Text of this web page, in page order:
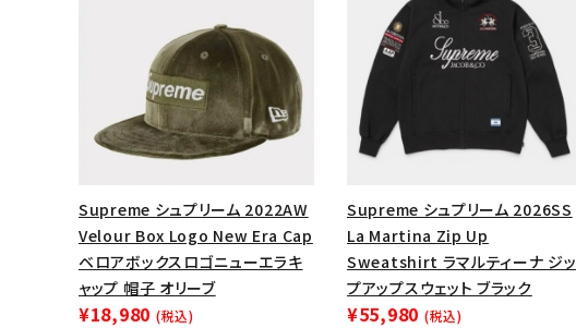
Supreme シュプリーム 2022AW
Velour Box Logo New Era Cap
ベロアボックスロゴニューエラキ
ャップ 帽子 オリーブ
¥18,980 (税込)
Supreme シュプリーム 2026SS
La Martina Zip Up
Sweatshirt ラマルティーナ ジッ
プアップスウェット ブラック
¥55,980 (税込)